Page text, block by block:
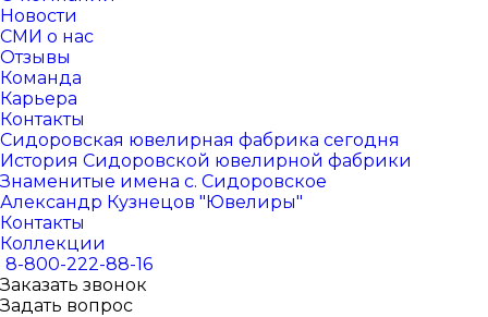
Новости
СМИ о нас
Отзывы
Команда
Карьера
Контакты
Сидоровская ювелирная фабрика сегодня
История Сидоровской ювелирной фабрики
Знаменитые имена с. Сидоровское
Александр Кузнецов "Ювелиры"
Контакты
Коллекции
8-800-222-88-16
Заказать звонок
Задать вопрос